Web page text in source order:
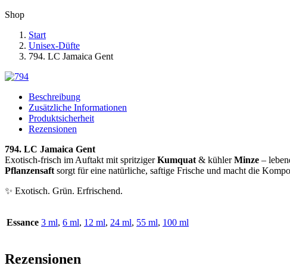
Shop
Start
Unisex-Düfte
794. LC Jamaica Gent
Beschreibung
Zusätzliche Informationen
Produktsicherheit
Rezensionen
794. LC Jamaica Gent
Exotisch-frisch im Auftakt mit spritzigerKumquat & kühlerMinze –
Pflanzensaft sorgt für eine natürliche, saftige Frische und macht die
✨ Exotisch. Grün. Erfrischend.
Essance 3 ml, 6 ml, 12 ml, 24 ml, 55 ml, 100 ml
Rezensionen